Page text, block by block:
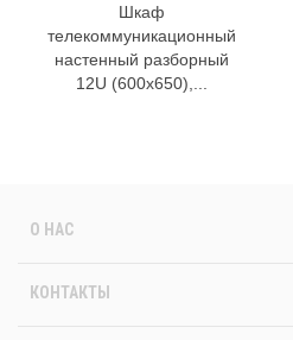
Шкаф
телекоммуникационный
настенный разборный
12U (600х650),...
О НАС
КОНТАКТЫ